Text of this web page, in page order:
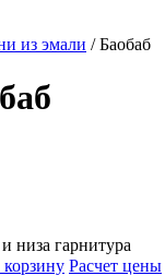
из эмали / Баобаб
низа гарнитура
Расчет цены